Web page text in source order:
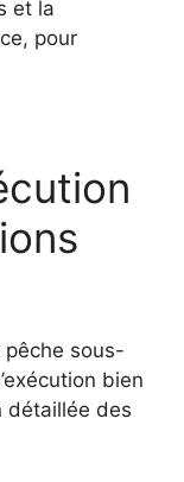
et la
pour
sous-
bien
détaillée des